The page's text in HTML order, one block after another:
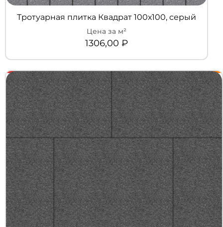
+7 (3452) 600-302
Телефон
Тротуарная плитка Квадрат 100х100, серый
1306,00 ₽